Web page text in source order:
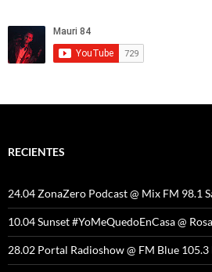
RECIENTES
24.04 ZonaZero Podcast @ Mix FM 98.1
10.04 Sunset #YoMeQuedoEnCasa @
28.02 Portal Radioshow @ FM Blue 105.3